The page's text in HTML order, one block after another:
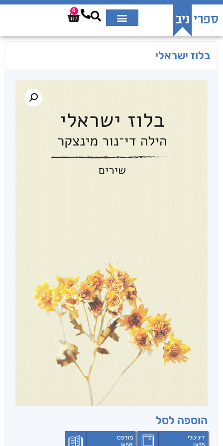
0
בלוז ישראלי
הוספה לסל
דיגיטלי
מודפס